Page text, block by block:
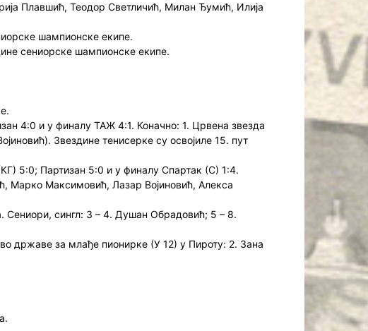
Плавшић, Теодор Светличић, Милан Ђумић, Илија
шампионске екипе.
сениорске шампионске екипе.
4:0 и у финалу ТАЖ 4:1. Коначно: 1. Црвена звезда
Звездине тенисерке су освојиле 15. пут
5:0; Партизан 5:0 и у финалу Спартак (С) 1:4.
Марко Максимовић, Лазар Војиновић, Алекса
Сениори, сингл: 3 – 4. Душан Обрадовић; 5 – 8.
државе за млађе пионирке (У 12) у Пироту: 2. Зана